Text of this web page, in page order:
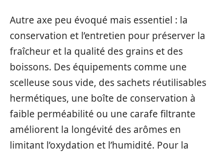
Autre axe peu évoqué mais essentiel : la
conservation et l’entretien pour préserver la
fraîcheur et la qualité des grains et des
boissons. Des équipements comme une
scelleuse sous vide, des sachets réutilisables
hermétiques, une boîte de conservation à
faible perméabilité ou une carafe filtrante
améliorent la longévité des arômes en
limitant l’oxydation et l’humidité. Pour la